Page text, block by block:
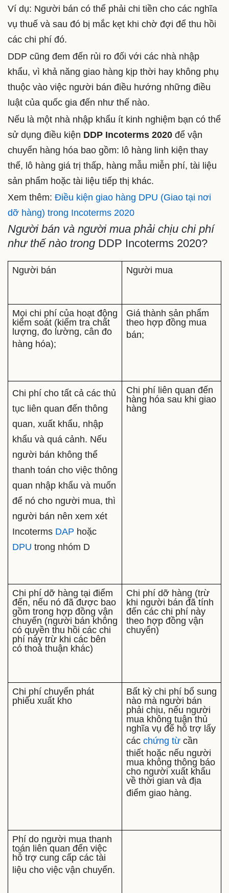
Ví dụ: Người bán có thể phải chi tiền cho các nghĩa
vụ thuế và sau đó bị mắc kẹt khi chờ đợi để thu hồi
các chi phí đó.
DDP cũng đem đến rủi ro đối với các nhà nhập
khẩu, vì khả năng giao hàng kịp thời hay không phụ
thuộc vào việc người bán điều hướng những điều
luật của quốc gia đến như thế nào.
Nếu là một nhà nhập khẩu ít kinh nghiệm bạn có thể
sử dụng điều kiện DDP Incoterms 2020 để vận
chuyển hàng hóa bao gồm: lô hàng linh kiện thay
thế, lô hàng giá trị thấp, hàng mẫu miễn phí, tài liệu
sản phẩm hoặc tài liệu tiếp thị khác.
Xem thêm: Điều kiện giao hàng DPU (Giao tại nơi
dỡ hàng) trong Incoterms 2020
Người bán và người mua phải chịu chi phí
như thế nào trong DDP Incoterms 2020?
Người bán Người mua
Mọi chi phí của hoạt động
kiểm soát (kiểm tra chất
lượng, đo lường, cân đo
hàng hóa);
Giá thành sản phẩm
theo hợp đồng mua
bán;
Chi phí cho tất cả các thủ
tục liên quan đến thông
quan, xuất khẩu, nhập
khẩu và quá cảnh. Nếu
người bán không thể
thanh toán cho việc thông
quan nhập khẩu và muốn
để nó cho người mua, thì
người bán nên xem xét
Incoterms DAP hoặc
DPU trong nhóm D
Chi phí liên quan đến
hàng hóa sau khi giao
hàng
Chi phí dỡ hàng tại điểm
đến, nếu nó đã được bao
gồm trong hợp đồng vận
chuyển (người bán không
có quyền thu hồi các chi
phí này trừ khi các bên
có thoả thuận khác)
Chi phí dỡ hàng (trừ
khi người bán đã tính
đến các chi phí này
theo hợp đồng vận
chuyển)
Chi phí chuyển phát
phiếu xuất kho
Bất kỳ chi phí bổ sung
nào mà người bán
phải chịu, nếu người
mua không tuân thủ
nghĩa vụ để hỗ trợ lấy
các chứng từ cần
thiết hoặc nếu người
mua không thông báo
cho người xuất khẩu
về thời gian và địa
điểm giao hàng.
Phí do người mua thanh
toán liên quan đến việc
hỗ trợ cung cấp các tài
liệu cho việc vận chuyển.